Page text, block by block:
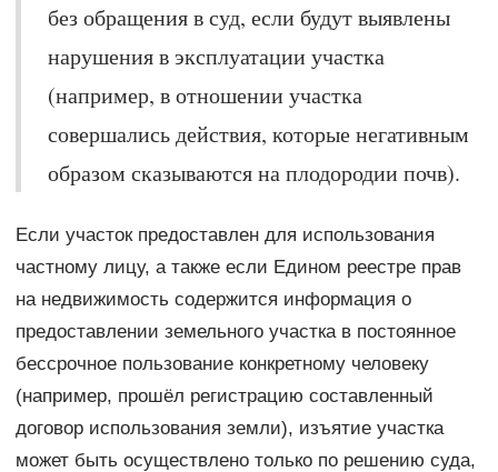
без обращения в суд, если будут выявлены
нарушения в эксплуатации участка
(например, в отношении участка
совершались действия, которые негативным
образом сказываются на плодородии почв).
Если участок предоставлен для использования
частному лицу, а также если Едином реестре прав
на недвижимость содержится информация о
предоставлении земельного участка в постоянное
бессрочное пользование конкретному человеку
(например, прошёл регистрацию составленный
договор использования земли), изъятие участка
может быть осуществлено только по решению суда,